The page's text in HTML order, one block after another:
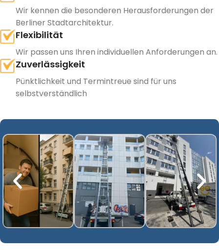
Wir kennen die besonderen Herausforderungen der
Berliner Stadtarchitektur.
Flexibilität
Wir passen uns Ihren individuellen Anforderungen an.
Zuverlässigkeit
Pünktlichkeit und Termintreue sind für uns
selbstverständlich